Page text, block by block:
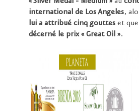
international de Los Angeles,
lui a attribué cinq goutteset
décerné le prix « Great Oil ».